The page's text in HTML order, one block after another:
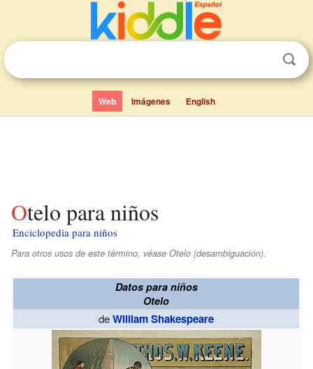
Web Imágenes English
Otelo para niños
Enciclopedia para niños
Para otros usos de este término, véase Otelo (desambiguación).
Datos para niños
Otelo
de William Shakespeare